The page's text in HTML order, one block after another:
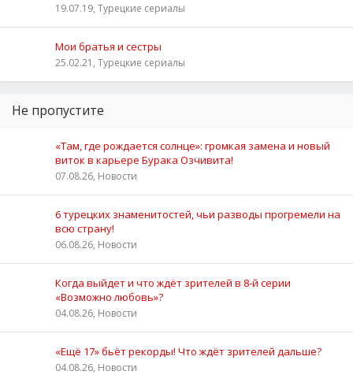
19.07.19, Турецкие сериалы
Мои братья и сестры
25.02.21, Турецкие сериалы
Не пропустите
«Там, где рождается солнце»: громкая замена и новый
виток в карьере Бурака Озчивита!
07.08.26, Новости
6 турецких знаменитостей, чьи разводы прогремели на
всю страну!
06.08.26, Новости
Когда выйдет и что ждёт зрителей в 8-й серии
«Возможно любовь»?
04.08.26, Новости
«Ещё 17» бьёт рекорды! Что ждёт зрителей дальше?
04.08.26, Новости